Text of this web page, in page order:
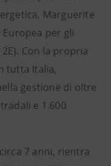
Marguerite
per gli
Con la propria
tutta Italia,
gestione di oltre
e 1.600
7 anni, rientra